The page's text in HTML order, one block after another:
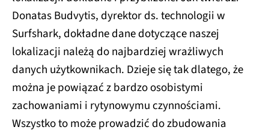
Donatas Budvytis, dyrektor ds. technologii w
Surfshark, dokładne dane dotyczące naszej
lokalizacji należą do najbardziej wrażliwych
danych użytkownikach. Dzieje się tak dlatego, że
można je powiązać z bardzo osobistymi
zachowaniami i rytynowymu czynnościami.
Wszystko to może prowadzić do zbudowania